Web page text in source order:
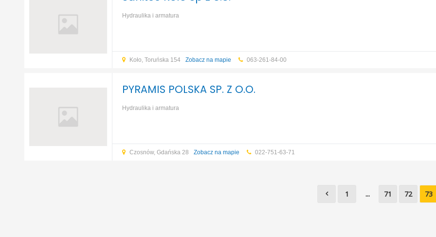
Hydraulika i armatura
Koło, Toruńska 154 Zobacz na mapie 063-261-84-00
PYRAMIS POLSKA SP. Z O.O.
Hydraulika i armatura
Czosnów, Gdańska 28 Zobacz na mapie 022-751-63-71
1 ... 71 72 73